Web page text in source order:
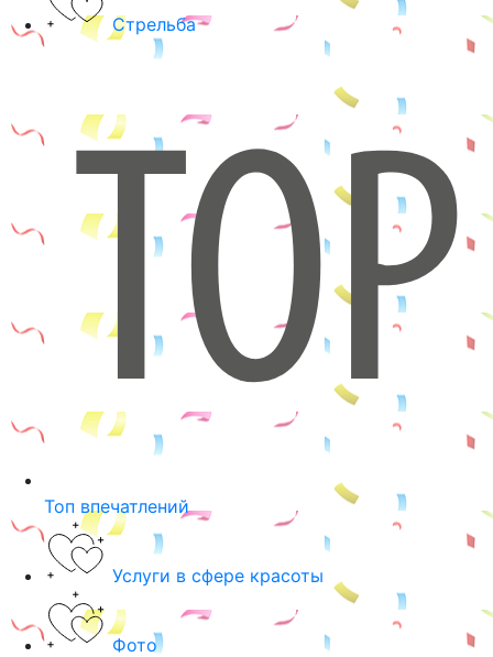
Стрельба
Топ впечатлений
Услуги в сфере красоты
Фото